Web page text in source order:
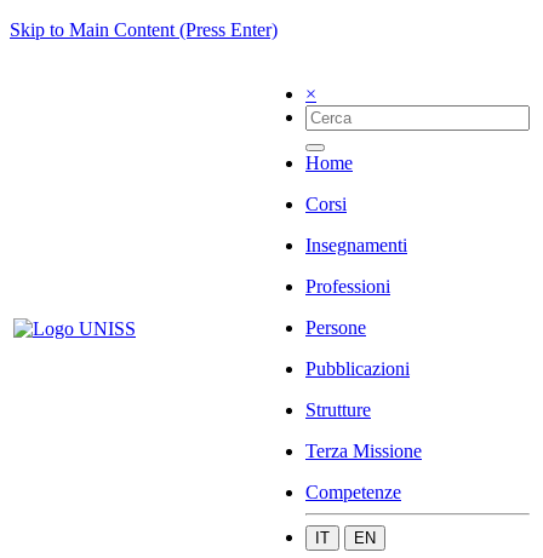
Skip to Main Content (Press Enter)
×
Home
Corsi
Insegnamenti
Professioni
Persone
Pubblicazioni
Strutture
Terza Missione
Competenze
IT EN